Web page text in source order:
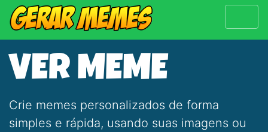
VER MEME
Crie memes personalizados de forma
simples e rápida, usando suas imagens ou